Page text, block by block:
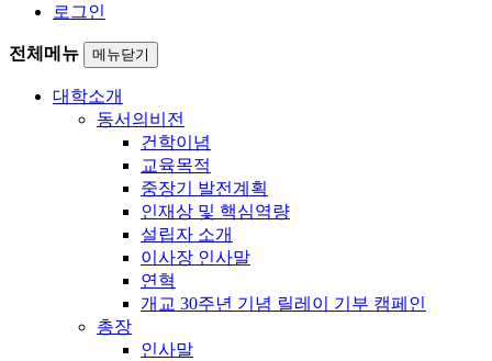
로그인
전체메뉴 메뉴닫기
대학소개
동서의비전
건학이념
교육목적
중장기 발전계획
인재상 및 핵심역량
설립자 소개
이사장 인사말
연혁
개교 30주년 기념 릴레이 기부 캠페인
총장
인사말